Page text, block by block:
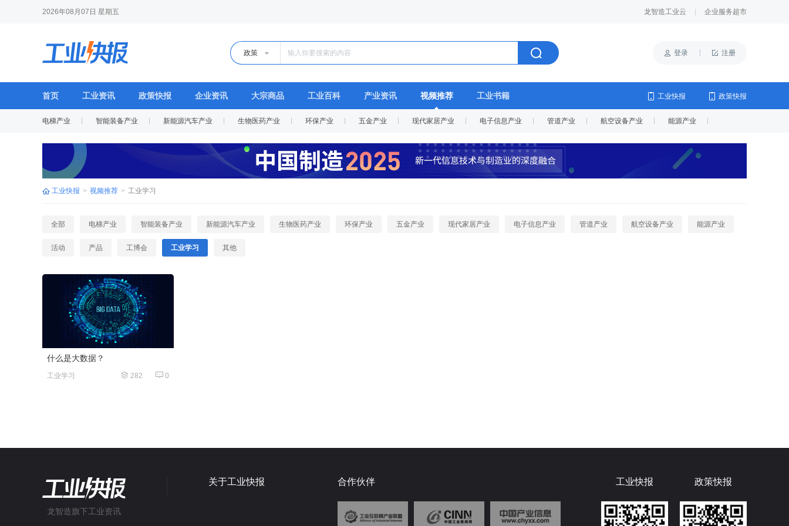
2026年08月07日 星期五 龙智造工业云 企业服务超市
政策 登录 注册
首页 工业资讯 政策快报 企业资讯 大宗商品 工业百科 产业资讯 视频推荐
电梯产业 智能装备产业 新能源汽车产业 生物医药产业 环保产业 五金产业 现代家居产业 电子信息产业 管道产业 航空设备产业 能源产业
活动 产品 工博会 工业学习 其他
工业书籍 工业快报 政策快报
工业快报 > 视频推荐 > 工业学习
全部 电梯产业 智能装备产业 新能源汽车产业 生物医药产业 环保产业 五金产业 现代家居产业 电子信息产业 管道产业 航空设备产业 能源产业
活动 产品 工博会 工业学习 其他
什么是大数据？
工业学习 0
282
龙智造旗下工业资讯
关于工业快报 合作伙伴 工业快报 政策快报